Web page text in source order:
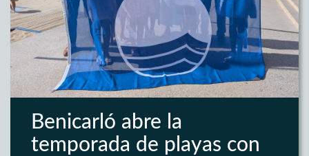
Benicarló abre la
temporada de playas con